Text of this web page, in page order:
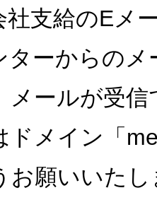
支給のEメ
ターからの
メールが受
ドメイン「
お願いいた